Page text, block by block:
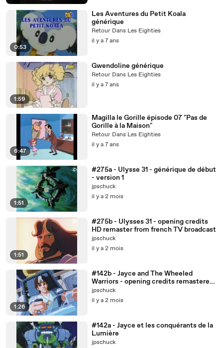
0:53
Les Aventures du Petit Koala
générique
Retour Dans Les Eighties
il y a 7 ans
1:59
Gwendoline générique
Retour Dans Les Eighties
il y a 7 ans
6:47
Magilla le Gorille épisode 07 "Pas de
Gorille à la Maison"
Retour Dans Les Eighties
il y a 7 ans
1:51
#275a - Ulysse 31 - générique de début
- version 1
jpschuck
il y a 2 mois
1:51
#275b - Ulysses 31 - opening credits
HD remaster from french TV broadcast
jpschuck
il y a 2 mois
1:26
#142b - Jayce and The Wheeled
Warriors - opening credits remastered
from french HD broadcast
jpschuck
il y a 2 mois
#142a - Jayce et les conquérants de la
Lumière
jpschuck